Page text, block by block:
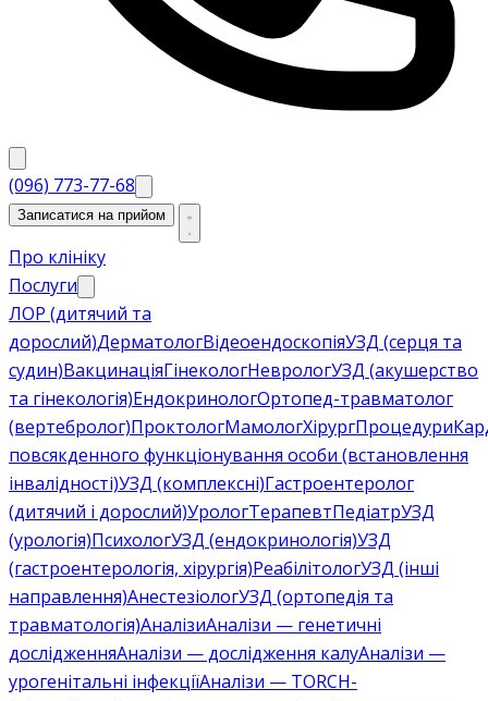
(096) 773-77-68
Записатися на прийом
Про клініку
Послуги
ЛОР (дитячий та
дорослий)ДерматологВідеоендоскопіяУЗД (серця та
судин)ВакцинаціяГінекологНеврологУЗД (акушерство
та гінекологія)ЕндокринологОртопед-травматолог
(вертебролог)ПроктологМамологХірургПроцедури
повсякденного функціонування особи (встановлення
інвалідності)УЗД (комплексні)Гастроентеролог
(дитячий і дорослий)УрологТерапевтПедіатрУЗД
(урологія)ПсихологУЗД (ендокринологія)УЗД
(гастроентерологія, хірургія)РеабілітологУЗД (інші
направлення)АнестезіологУЗД (ортопедія та
травматологія)АналізиАналізи — генетичні
дослідженняАналізи — дослідження калуАналізи —
урогенітальні інфекціїАналізи — TORCH-